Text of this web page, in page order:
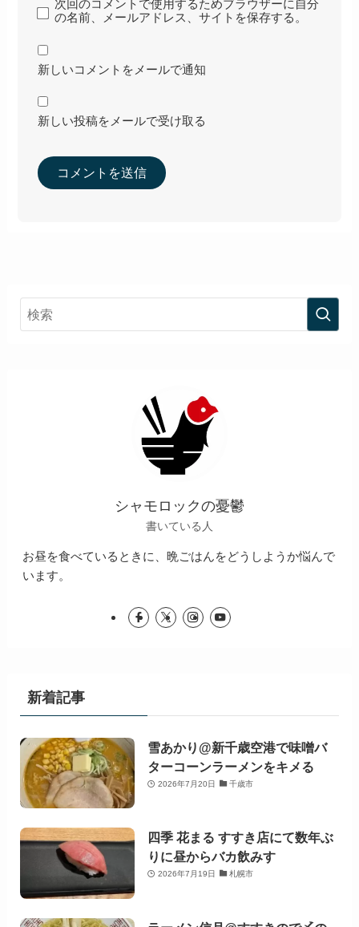
次回のコメントで使用するためブラウザーに自分
の名前、メールアドレス、サイトを保存する。
新しいコメントをメールで通知
新しい投稿をメールで受け取る
シャモロックの憂鬱
書いている人
お昼を食べているときに、晩ごはんをどうしようか悩んで
います。
新着記事
雪あかり@新千歳空港で味噌バ
ターコーンラーメンをキメる
2026年7月20日 千歳市
四季 花まる すすき店にて数年ぶ
りに昼からバカ飲みす
2026年7月19日 札幌市